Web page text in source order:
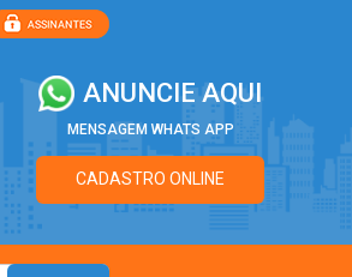
ANUNCIE AQUI
MENSAGEM WHATS APP
CADASTRO ONLINE